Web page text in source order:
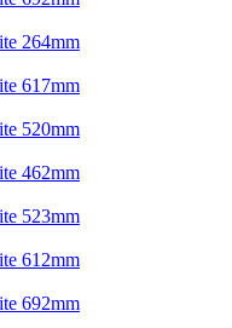
264mm
617mm
520mm
462mm
523mm
612mm
692mm